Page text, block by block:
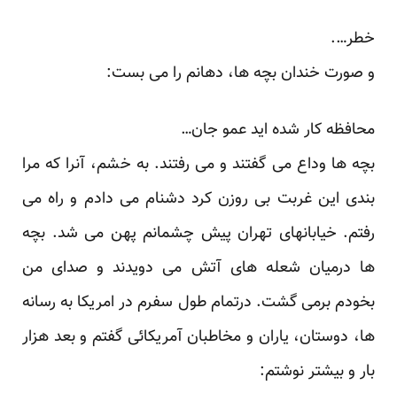
خطر….
و صورت خندان بچه ها، دهانم را می بست:
محافظه کار شده اید عمو جان…
بچه ها وداع می گفتند و می رفتند. به خشم، آنرا که مرا
بندی این غربت بی روزن کرد دشنام می دادم و راه می
رفتم. خیابانهای تهران پیش چشمانم پهن می شد. بچه
ها درمیان شعله های آتش می دویدند و صدای من
بخودم برمی گشت. درتمام طول سفرم در امریکا به رسانه
ها، دوستان، یاران و مخاطبان آمریکائی گفتم و بعد هزار
بار و بیشتر نوشتم: